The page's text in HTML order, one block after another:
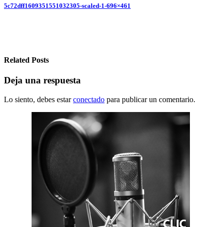
Navegación
5c72dff1609351551032305-scaled-1-696×461
Related Posts
Deja una respuesta
Lo siento, debes estarconectado para publicar un comentario.